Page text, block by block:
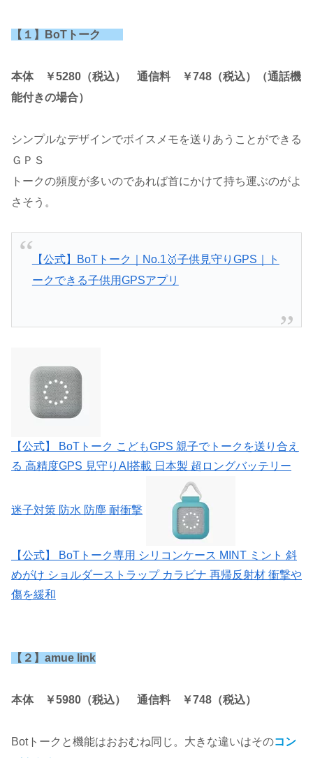
【１】BoTトーク
本体 ￥5280（税込） 通信料 ￥748（税込）（通話機
能付きの場合）
シンプルなデザインでボイスメモを送りあうことができる
ＧＰＳ
トークの頻度が多いのであれば首にかけて持ち運ぶのがよ
さそう。
【公式】BoTトーク｜No.1🥇子供見守りGPS｜ト
ークできる子供用GPSアプリ
【公式】 BoTトーク こどもGPS 親子でトークを送り合え
る 高精度GPS 見守りAI搭載 日本製 超ロングバッテリー
迷子対策 防水 防塵 耐衝撃
【公式】 BoTトーク専用 シリコンケース MINT ミント 斜
めがけ ショルダーストラップ カラビナ 再帰反射材 衝撃や
傷を緩和
【２】amue link
本体 ￥5980（税込） 通信料 ￥748（税込）
Botトークと機能はおおむね同じ。大きな違いはそのコン